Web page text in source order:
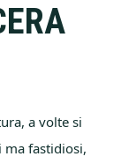
a volte si
fastidiosi,